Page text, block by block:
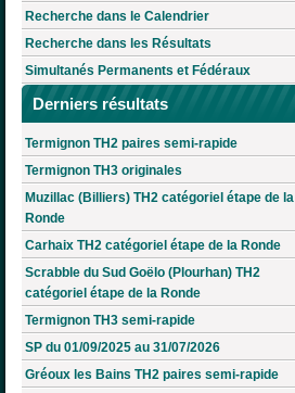
Recherche dans le Calendrier
Recherche dans les Résultats
Simultanés Permanents et Fédéraux
Derniers résultats
Termignon TH2 paires semi-rapide
Termignon TH3 originales
Muzillac (Billiers) TH2 catégoriel étape de la
Ronde
Carhaix TH2 catégoriel étape de la Ronde
Scrabble du Sud Goëlo (Plourhan) TH2
catégoriel étape de la Ronde
Termignon TH3 semi-rapide
SP du 01/09/2025 au 31/07/2026
Gréoux les Bains TH2 paires semi-rapide